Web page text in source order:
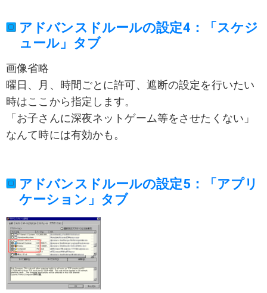
アドバンスドルールの設定4：「スケジ
ュール」タブ
画像省略
曜日、月、時間ごとに許可、遮断の設定を行いたい
時はここから指定します。
「お子さんに深夜ネットゲーム等をさせたくない」
なんて時には有効かも。
アドバンスドルールの設定5：「アプリ
ケーション」タブ